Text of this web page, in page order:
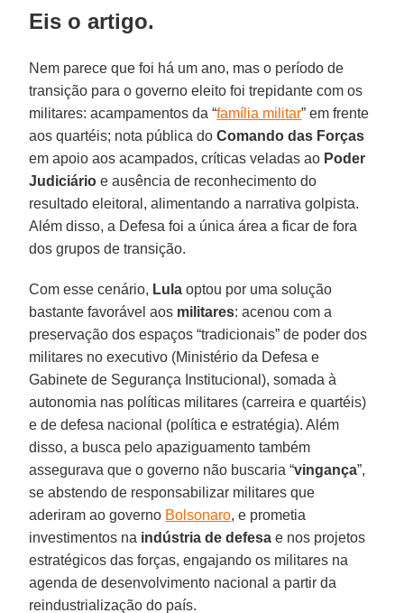
Eis o artigo.
Nem parece que foi há um ano, mas o período de
transição para o governo eleito foi trepidante com os
militares: acampamentos da “família militar” em frente
aos quartéis; nota pública doComando das Forças
em apoio aos acampados, críticas veladas ao Poder
Judiciário e ausência de reconhecimento do
resultado eleitoral, alimentando a narrativa golpista.
Além disso, a Defesa foi a única área a ficar de fora
dos grupos de transição.
Com esse cenário, Lula optou por uma solução
bastante favorável aos militares: acenou com a
preservação dos espaços “tradicionais” de poder dos
militares no executivo (Ministério da Defesa e
Gabinete de Segurança Institucional), somada à
autonomia nas políticas militares (carreira e quartéis)
e de defesa nacional (política e estratégia). Além
disso, a busca pelo apaziguamento também
assegurava que o governo não buscaria “vingança”,
se abstendo de responsabilizar militares que
aderiram ao governo Bolsonaro, e prometia
investimentos na indústria de defesa e nos projetos
estratégicos das forças, engajando os militares na
agenda de desenvolvimento nacional a partir da
reindustrialização do país.